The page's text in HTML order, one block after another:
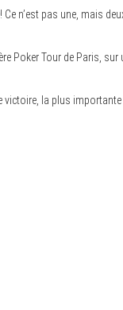
n’est pas une, mais
Poker Tour de Paris, sur
la plus importante